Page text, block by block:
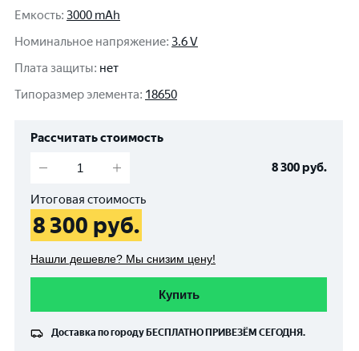
Емкость: 3000 mAh
Номинальное напряжение: 3.6 V
Плата защиты: нет
Типоразмер элемента: 18650
Рассчитать стоимость
8 300руб.
Итоговая стоимость
8 300 руб.
Нашли дешевле? Мы снизим цену!
Купить
Доставка по городу БЕСПЛАТНО ПРИВЕЗЁМ СЕГОДНЯ.